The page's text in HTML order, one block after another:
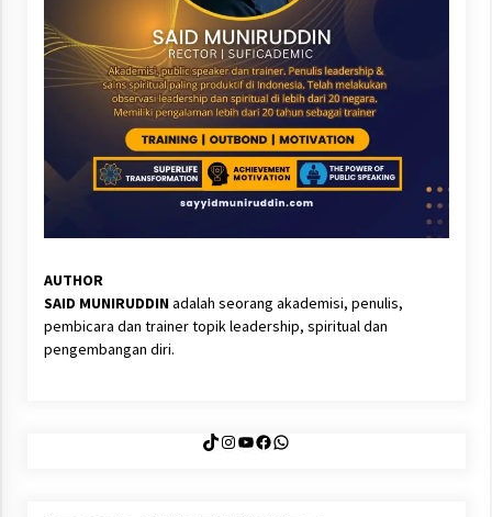
AUTHOR
SAID MUNIRUDDINadalah seorang akademisi, penulis,
pembicara dan trainer topik leadership, spiritual dan
pengembangan diri.
TikTok
Instagram
YouTube
Facebook
WhatsApp